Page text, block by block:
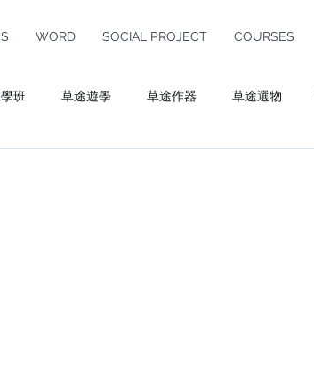
WORD SOCIAL PROJECT COURSES
班 草途遊學 草途作器 草途選物